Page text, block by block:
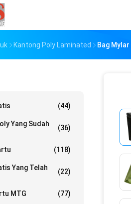
Kantong Poly Laminated Bag
(44)
Yang Sudah
(36)
(118)
Yang Telah
(22)
MTG (77)